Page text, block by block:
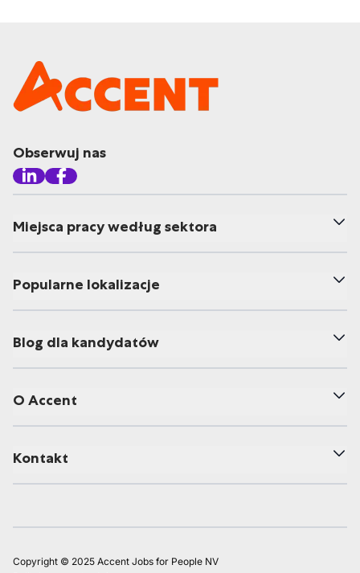
Obserwuj nas
Miejsca pracy według sektora
Popularne lokalizacje
Blog dla kandydatów
O Accent
Kontakt
Copyright © 2025 Accent Jobs for People NV